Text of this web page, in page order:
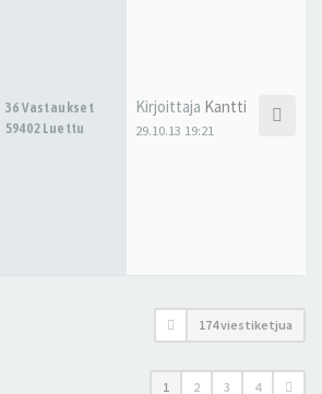
36 Vastaukset
59402 Luettu
Kirjoittaja Kantti
29.10.13 19:21
174 viestiketjua
1 2 3 4